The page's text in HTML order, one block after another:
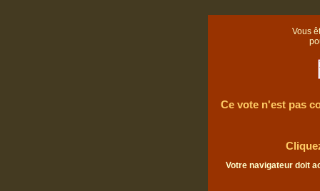
Vous
Ce vote n'est pas
Votre navigateur doit